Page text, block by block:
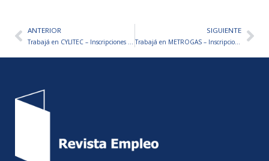
AntANTERIOR
Trabajá en CYLITEC – Inscripciones abiertas
SIGUIENTE
Trabajá en METROGAS – Inscripciones abiertas